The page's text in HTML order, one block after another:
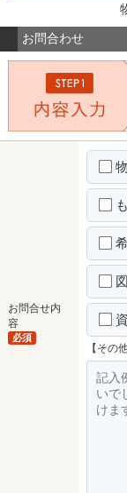
お問合わせ
お問合せ内
容
必須
【その他